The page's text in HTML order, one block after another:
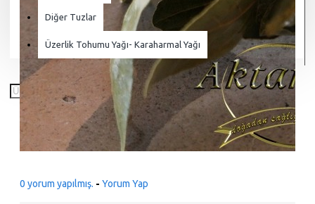
Diğer Tuzlar
Üzerlik Tohumu Yağı- Karaharmal Yağı
0 yorum yapılmış. - Yorum Yap